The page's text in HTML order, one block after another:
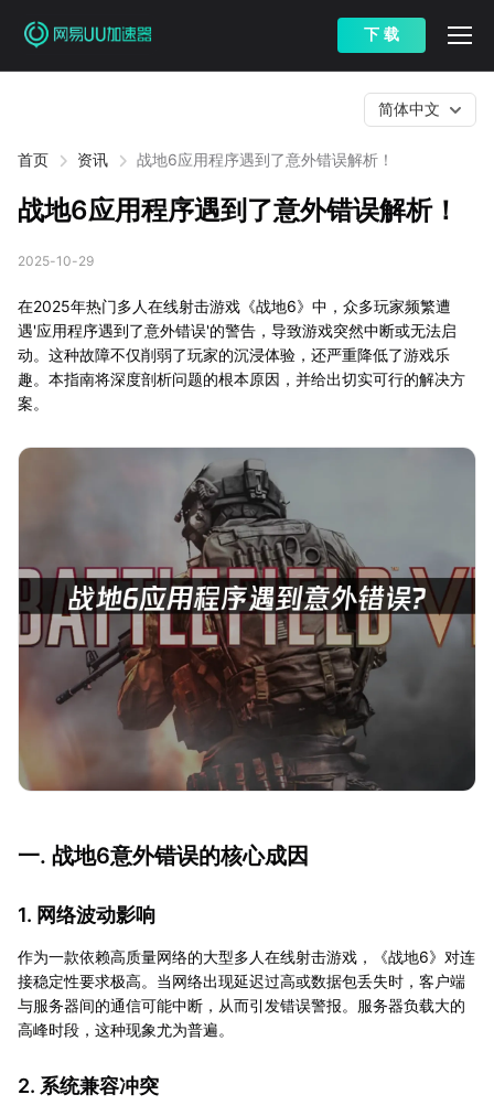
下 载
首页 资讯 战地6应用程序遇到了意外错误解析！
简体中文
战地6应用程序遇到了意外错误解析！
2025-10-29
在2025年热门多人在线射击游戏《战地6》中，众多玩家频繁遭
遇'应用程序遇到了意外错误'的警告，导致游戏突然中断或无法启
动。这种故障不仅削弱了玩家的沉浸体验，还严重降低了游戏乐
趣。本指南将深度剖析问题的根本原因，并给出切实可行的解决方
案。
一. 战地6意外错误的核心成因
1. 网络波动影响
作为一款依赖高质量网络的大型多人在线射击游戏，《战地6》对连
接稳定性要求极高。当网络出现延迟过高或数据包丢失时，客户端
与服务器间的通信可能中断，从而引发错误警报。服务器负载大的
高峰时段，这种现象尤为普遍。
2. 系统兼容冲突